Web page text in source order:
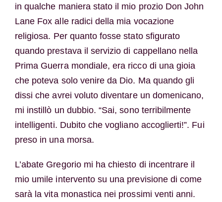
in qualche maniera stato il mio prozio Don John
Lane Fox alle radici della mia vocazione
religiosa. Per quanto fosse stato sfigurato
quando prestava il servizio di cappellano nella
Prima Guerra mondiale, era ricco di una gioia
che poteva solo venire da Dio. Ma quando gli
dissi che avrei voluto diventare un domenicano,
mi instillò un dubbio. “Sai, sono terribilmente
intelligenti. Dubito che vogliano accoglierti!”. Fui
preso in una morsa.
L’abate Gregorio mi ha chiesto di incentrare il
mio umile intervento su una previsione di come
sarà la vita monastica nei prossimi venti anni.